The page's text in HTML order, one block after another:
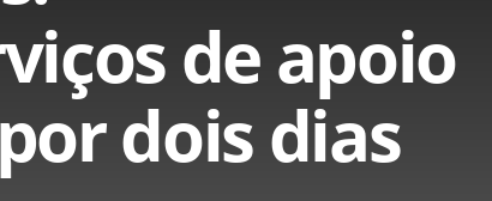
de apoio
dois dias